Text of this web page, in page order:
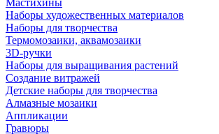
Мастихины
Наборы художественных материалов
Наборы для творчества
Термомозаики, аквамозаики
3D-ручки
Наборы для выращивания растений
Создание витражей
Детские наборы для творчества
Алмазные мозаики
Аппликации
Гравюры